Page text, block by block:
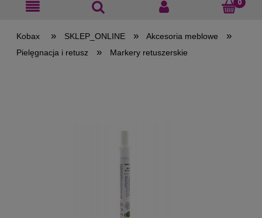
» SKLEP_ONLINE » Akcesoria meblowe »
Pielęgnacja i retusz » Markery retuszerskie